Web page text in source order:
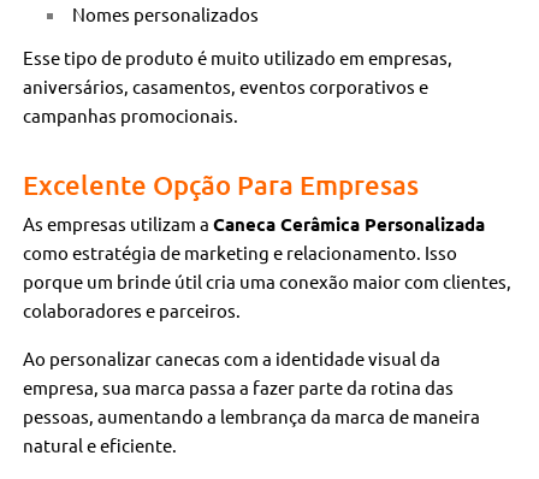
Nomes personalizados
Esse tipo de produto é muito utilizado em empresas,
aniversários, casamentos, eventos corporativos e
campanhas promocionais.
Excelente Opção Para Empresas
As empresas utilizam aCaneca Cerâmica Personalizada
como estratégia de marketing e relacionamento. Isso
porque um brinde útil cria uma conexão maior com clientes,
colaboradores e parceiros.
Ao personalizar canecas com a identidade visual da
empresa, sua marca passa a fazer parte da rotina das
pessoas, aumentando a lembrança da marca de maneira
natural e eficiente.